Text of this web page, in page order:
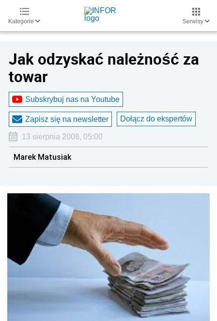
Kategorie Serwisy
Jak odzyskać należność za
towar
Subskrybuj nas na Youtube
Zapisz się na newsletter Dołącz do ekspertów
13 sierpnia 2008, 05:00
Marek Matusiak